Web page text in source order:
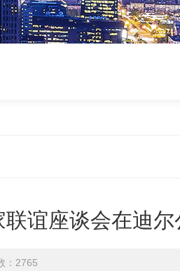
谊座谈会在迪
：2765